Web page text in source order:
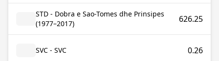
STD - Dobra e Sao-Tomes dhe Prinsipes
(1977–2017)
626.25
SVC - SVC 0.26